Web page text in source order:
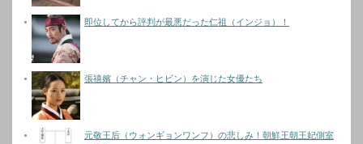
即位してから評判が最悪だった仁祖（インジョ）！
張禧嬪（チャン・ヒビン）を演じた女優たち
元敬王后（ウォンギョンワンフ）の悲しみ！朝鮮王朝王妃側室